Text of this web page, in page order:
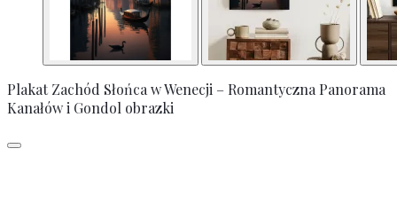
Plakat Zachód Słońca w Wenecji – Romantyczna Panorama
Kanałów i Gondol obrazki